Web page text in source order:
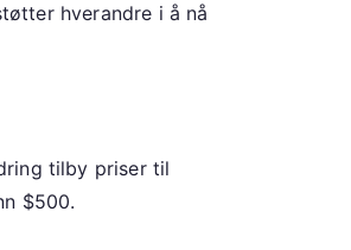
hverandre i å nå
tilby priser til
$500.